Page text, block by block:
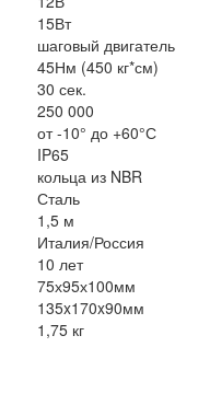
15Вт
шаговый двигатель
45Нм (450 кг*см)
30 сек.
250 000
от -10° до +60°С
IP65
кольца из NBR
Сталь
1,5 м
Италия/Россия
10 лет
75х95х100мм
135x170x90мм
1,75 кг